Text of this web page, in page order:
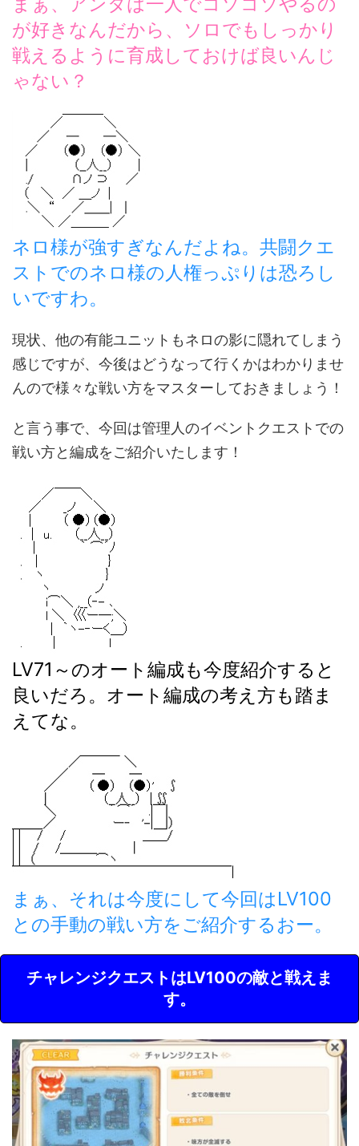
が好きなんだから、ソロでもしっかり
戦えるように育成しておけば良いんじ
ゃない？
ネロ様が強すぎなんだよね。共闘クエ
ストでのネロ様の人権っぷりは恐ろし
いですわ。
現状、他の有能ユニットもネロの影に隠れてしまう
感じですが、今後はどうなって行くかはわかりませ
んので様々な戦い方をマスターしておきましょう！
と言う事で、今回は管理人のイベントクエストでの
戦い方と編成をご紹介いたします！
LV71～のオート編成も今度紹介すると
良いだろ。オート編成の考え方も踏ま
えてな。
まぁ、それは今度にして今回はLV100
との手動の戦い方をご紹介するおー。
チャレンジクエストはLV100の敵と戦えま
す。